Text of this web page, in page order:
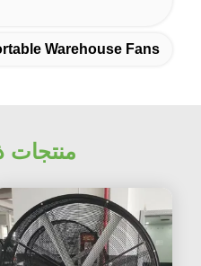
Portable
منتجات ذات صلة